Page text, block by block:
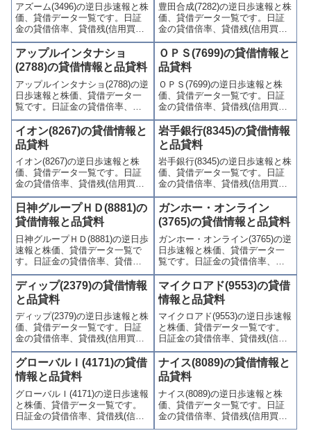
アズーム(3496)の逆日歩速報と株
価、貸借データ一覧です。日証
金の貸借倍率、貸借残(信用買
残、信用売残)、品貸料(逆日
歩)、東証の週末残高、規制(注意
喚起・申込停止)など、空売り関
連情報を集計し、図解でわかり
やすくまとめて掲載していま
す。
豊田合成(7282)の逆日歩速報と株
価、貸借データ一覧です。日証
金の貸借倍率、貸借残(信用買
残、信用売残)、品貸料(逆日
歩)、東証の週末残高、規制(注意
喚起・申込停止)など、空売り関
連情報を集計し、図解でわかり
やすくまとめて掲載していま
す。
アップルインタナショ
(2788)の貸借情報と品貸料
アップルインタナショ(2788)の逆
日歩速報と株価、貸借データ一
覧です。日証金の貸借倍率、貸
借残(信用買残、信用売残)、品貸
料(逆日歩)、東証の週末残高、規
制(注意喚起・申込停止)など、空
売り関連情報を集計し、図解で
わかりやすくまとめて掲載して
います。
ＯＰＳ(7699)の貸借情報と
品貸料
ＯＰＳ(7699)の逆日歩速報と株
価、貸借データ一覧です。日証
金の貸借倍率、貸借残(信用買
残、信用売残)、品貸料(逆日
歩)、東証の週末残高、規制(注意
喚起・申込停止)など、空売り関
連情報を集計し、図解でわかり
やすくまとめて掲載していま
す。
イオン(8267)の貸借情報と
品貸料
イオン(8267)の逆日歩速報と株
価、貸借データ一覧です。日証
金の貸借倍率、貸借残(信用買
残、信用売残)、品貸料(逆日
歩)、東証の週末残高、規制(注意
喚起・申込停止)など、空売り関
連情報を集計し、図解でわかり
やすくまとめて掲載していま
す。
岩手銀行(8345)の貸借情報
と品貸料
岩手銀行(8345)の逆日歩速報と株
価、貸借データ一覧です。日証
金の貸借倍率、貸借残(信用買
残、信用売残)、品貸料(逆日
歩)、東証の週末残高、規制(注意
喚起・申込停止)など、空売り関
連情報を集計し、図解でわかり
やすくまとめて掲載していま
す。
日神グループＨＤ(8881)の
貸借情報と品貸料
日神グループＨＤ(8881)の逆日歩
速報と株価、貸借データ一覧で
す。日証金の貸借倍率、貸借残
(信用買残、信用売残)、品貸料
(逆日歩)、東証の週末残高、規制
(注意喚起・申込停止)など、空売
り関連情報を集計し、図解でわ
かりやすくまとめて掲載してい
ます。
ガンホー・オンライン
(3765)の貸借情報と品貸料
ガンホー・オンライン(3765)の逆
日歩速報と株価、貸借データ一
覧です。日証金の貸借倍率、貸
借残(信用買残、信用売残)、品貸
料(逆日歩)、東証の週末残高、規
制(注意喚起・申込停止)など、空
売り関連情報を集計し、図解で
わかりやすくまとめて掲載して
います。
ディップ(2379)の貸借情報
と品貸料
ディップ(2379)の逆日歩速報と株
価、貸借データ一覧です。日証
金の貸借倍率、貸借残(信用買
残、信用売残)、品貸料(逆日
歩)、東証の週末残高、規制(注意
喚起・申込停止)など、空売り関
連情報を集計し、図解でわかり
やすくまとめて掲載していま
す。
マイクロアド(9553)の貸借
情報と品貸料
マイクロアド(9553)の逆日歩速報
と株価、貸借データ一覧です。
日証金の貸借倍率、貸借残(信用
買残、信用売残)、品貸料(逆日
歩)、東証の週末残高、規制(注意
喚起・申込停止)など、空売り関
連情報を集計し、図解でわかり
やすくまとめて掲載していま
す。
グローバルＩ(4171)の貸借
情報と品貸料
グローバルＩ(4171)の逆日歩速報
と株価、貸借データ一覧です。
日証金の貸借倍率、貸借残(信用
買残、信用売残)、品貸料(逆日
ナイス(8089)の貸借情報と
品貸料
ナイス(8089)の逆日歩速報と株
価、貸借データ一覧です。日証
金の貸借倍率、貸借残(信用買
残、信用売残)、品貸料(逆日